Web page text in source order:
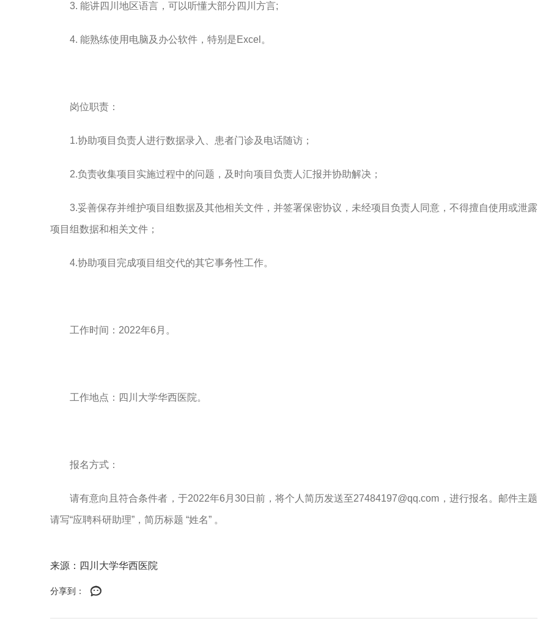
3. 能讲四川地区语言，可以听懂大部分四川方言;
4. 能熟练使用电脑及办公软件，特别是Excel。
岗位职责：
1.协助项目负责人进行数据录入、患者门诊及电话随访；
2.负责收集项目实施过程中的问题，及时向项目负责人汇报并协助解决；
3.妥善保存并维护项目组数据及其他相关文件，并签署保密协议，未经项目负责人同意，不得擅自使用或泄露
项目组数据和相关文件；
4.协助项目完成项目组交代的其它事务性工作。
工作时间：2022年6月。
工作地点：四川大学华西医院。
报名方式：
请有意向且符合条件者，于2022年6月30日前，将个人简历发送至27484197@qq.com，进行报名。邮件主题
请写“应聘科研助理”，简历标题 “姓名” 。
来源：四川大学华西医院
分享到：